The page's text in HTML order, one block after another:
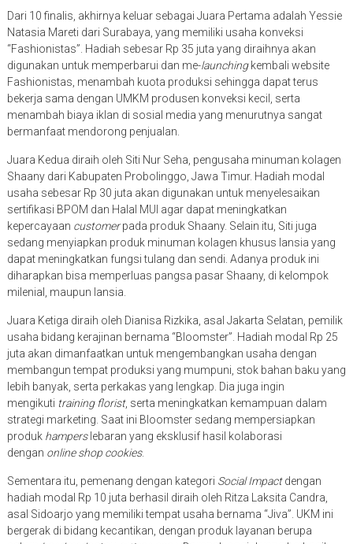
Dari 10 finalis, akhirnya keluar sebagai Juara Pertama adalah Yessie
Natasia Mareti dari Surabaya, yang memiliki usaha konveksi
“Fashionistas”. Hadiah sebesar Rp 35 juta yang diraihnya akan
digunakan untuk memperbarui dan me-launchingkembali website
Fashionistas, menambah kuota produksi sehingga dapat terus
bekerja sama dengan UMKM produsen konveksi kecil, serta
menambah biaya iklan di sosial media yang menurutnya sangat
bermanfaat mendorong penjualan.
Juara Kedua diraih oleh Siti Nur Seha, pengusaha minuman kolagen
Shaany dari Kabupaten Probolinggo, Jawa Timur. Hadiah modal
usaha sebesar Rp 30 juta akan digunakan untuk menyelesaikan
sertifikasi BPOM dan Halal MUI agar dapat meningkatkan
kepercayaan customerpada produk Shaany. Selain itu, Siti juga
sedang menyiapkan produk minuman kolagen khusus lansia yang
dapat meningkatkan fungsi tulang dan sendi. Adanya produk ini
diharapkan bisa memperluas pangsa pasar Shaany, di kelompok
milenial, maupun lansia.
Juara Ketiga diraih oleh Dianisa Rizkika, asal Jakarta Selatan, pemilik
usaha bidang kerajinan bernama “Bloomster”. Hadiah modal Rp 25
juta akan dimanfaatkan untuk mengembangkan usaha dengan
membangun tempat produksi yang mumpuni, stok bahan baku yang
lebih banyak, serta perkakas yang lengkap. Dia juga ingin
mengikuti training florist, serta meningkatkan kemampuan dalam
strategi marketing. Saat ini Bloomster sedang mempersiapkan
produk hamperslebaran yang eksklusif hasil kolaborasi
dengan online shop cookies.
Sementara itu, pemenang dengan kategori Social Impactdengan
hadiah modal Rp 10 juta berhasil diraih oleh Ritza Laksita Candra,
asal Sidoarjo yang memiliki tempat usaha bernama “Jiva”. UKM ini
bergerak di bidang kecantikan, dengan produk layanan berupa